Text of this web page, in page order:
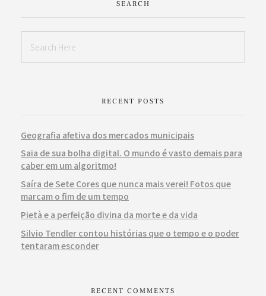
SEARCH
RECENT POSTS
Geografia afetiva dos mercados municipais
Saia de sua bolha digital. O mundo é vasto demais para
caber em um algoritmo!
Saíra de Sete Cores que nunca mais verei! Fotos que
marcam o fim de um tempo
Pietà e a perfeição divina da morte e da vida
Silvio Tendler contou histórias que o tempo e o poder
tentaram esconder
RECENT COMMENTS